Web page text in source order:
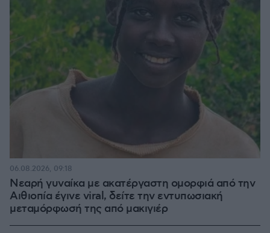
Νεαρή γυναίκα με ακατέργαστη ομορφιά από την
Αιθιοπία έγινε viral, δείτε την εντυπωσιακή
μεταμόρφωσή της από μακιγιέρ
06.08.2026, 09:18